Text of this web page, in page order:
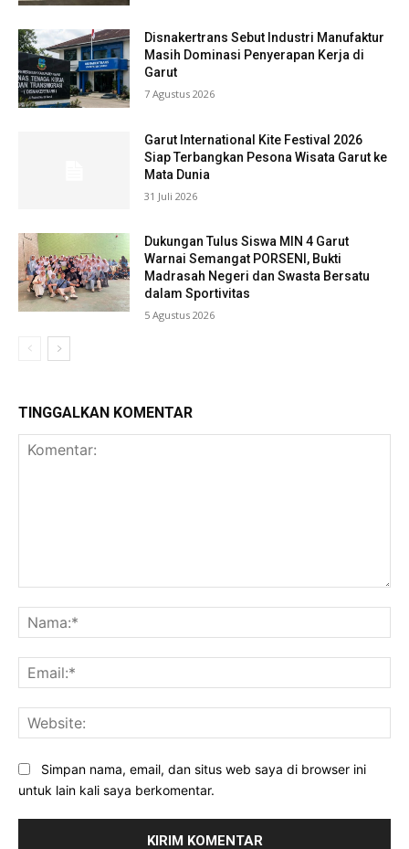
Disnakertrans Sebut Industri Manufaktur
Masih Dominasi Penyerapan Kerja di
Garut
7 Agustus 2026
Garut International Kite Festival 2026
Siap Terbangkan Pesona Wisata Garut ke
Mata Dunia
31 Juli 2026
Dukungan Tulus Siswa MIN 4 Garut
Warnai Semangat PORSENI, Bukti
Madrasah Negeri dan Swasta Bersatu
dalam Sportivitas
5 Agustus 2026
TINGGALKAN KOMENTAR
Simpan nama, email, dan situs web saya di browser ini
untuk lain kali saya berkomentar.